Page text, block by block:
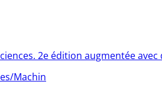
2e édition augmentée
Machin